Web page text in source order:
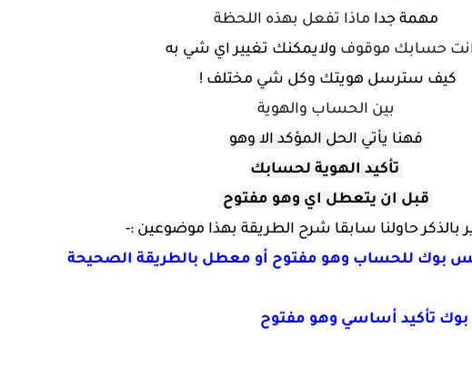
مهمة جدا ماذا تفعل بهذه اللحظة
حسابك موقوف ولايمكنك تغيير اي شي به
كيف سترسل هويتك وكل شي مختلف !
بين الحساب والهوية
فهنا يأتي الحل المؤكد الا وهو
تأكيد الهوية لحسابك
قبل ان يتعطل اي وهو مفتوح
بالذكر حاولنا سابقا شرح الطريقة بهذا موضوعين :-
بوك للحساب وهو مفتوح أو معطل بالطريقة الصحيحة